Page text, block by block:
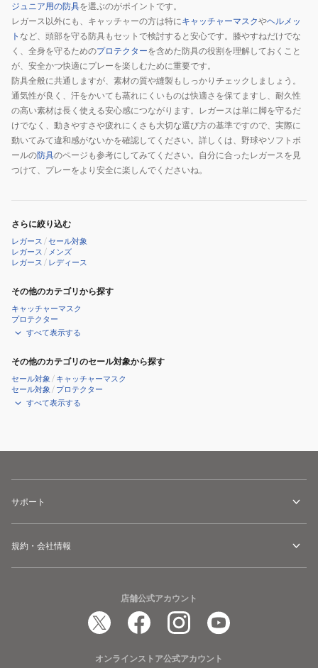
ジュニア用の防具を選ぶのがポイントです。
レガース以外にも、キャッチャーの方は特にキャッチャーマスクやヘルメッ
ト など、頭部を守る防具もセットで検討すると安心です。膝やすねだけでな
く、全身を守るためのプロテクターを含めた防具の役割を理解しておくこと
が、安全かつ快適にプレーを楽しむために重要です。
防具全般に共通しますが、素材の質や縫製もしっかりチェックしましょう。
通気性が良く、汗をかいても蒸れにくいものは快適さを保てますし、耐久性
の高い素材は長く使える安心感につながります。レガースは単に脚を守るだ
けでなく、動きやすさや疲れにくさも大切な選び方の基準ですので、実際に
動いてみて違和感がないかを確認してください。詳しくは、野球やソフトボ
ールの防具のページも参考にしてみてください。自分に合ったレガースを見
つけて、プレーをより安全に楽しんでくださいね。
さらに絞り込む
レガース /セール対象
レガース / メンズ
レガース / レディース
その他のカテゴリから探す
キャッチャーマスク
プロテクター
すべて表示する
その他のカテゴリのセール対象から探す
セール対象 / キャッチャーマスク
セール対象 / プロテクター
すべて表示する
サポート
規約・会社情報
店舗公式アカウント
オンラインストア公式アカウント